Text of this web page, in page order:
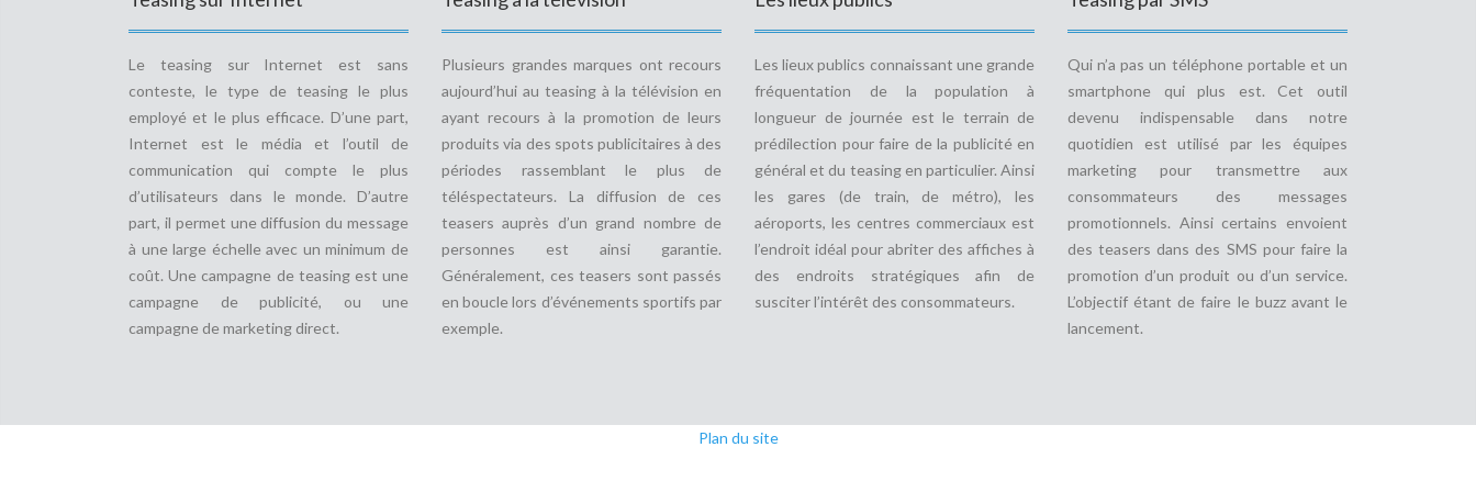
Le teasing sur Internet est sans
conteste, le type de teasing le plus
employé et le plus efficace. D’une part,
Internet est le média et l’outil de
communication qui compte le plus
d’utilisateurs dans le monde. D’autre
part, il permet une diffusion du message
à une large échelle avec un minimum de
coût. Une campagne de teasing est une
campagne de publicité, ou une
campagne de marketing direct.
Plusieurs grandes marques ont recours
aujourd’hui au teasing à la télévision en
ayant recours à la promotion de leurs
produits via des spots publicitaires à des
périodes rassemblant le plus de
téléspectateurs. La diffusion de ces
teasers auprès d’un grand nombre de
personnes est ainsi garantie.
Généralement, ces teasers sont passés
en boucle lors d’événements sportifs par
exemple.
Les lieux publics connaissant une grande
fréquentation de la population à
longueur de journée est le terrain de
prédilection pour faire de la publicité en
général et du teasing en particulier. Ainsi
les gares (de train, de métro), les
aéroports, les centres commerciaux est
l’endroit idéal pour abriter des affiches à
des endroits stratégiques afin de
susciter l’intérêt des consommateurs.
Qui n’a pas un téléphone portable et un
smartphone qui plus est. Cet outil
devenu indispensable dans notre
quotidien est utilisé par les équipes
marketing pour transmettre aux
consommateurs des messages
promotionnels. Ainsi certains envoient
des teasers dans des SMS pour faire la
promotion d’un produit ou d’un service.
L’objectif étant de faire le buzz avant le
lancement.
Plan du site